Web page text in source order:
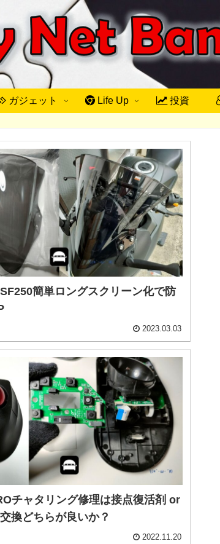
ガジェット Life Up 投資
簡単ロングスクリーン化で防
2023.03.03
チャタリング修理は接点復活剤 or
換どちらが良いか？
2022.11.20